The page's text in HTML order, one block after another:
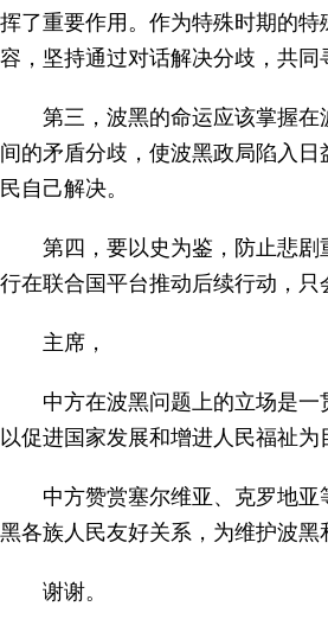
挥了重要作用。作为特殊时期的
容，坚持通过对话解决分歧，共同
第三，波黑的命运应该掌握
间的矛盾分歧，使波黑政局陷入
民自己解决。
第四，要以史为鉴，防止悲
行在联合国平台推动后续行动，
主席，
中方在波黑问题上的立场是
以促进国家发展和增进人民福祉
中方赞赏塞尔维亚、克罗地
黑各族人民友好关系，为维护波
谢谢。